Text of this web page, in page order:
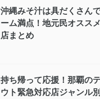
沖縄みそ汁は具だくさん
ーム満点！地元民オスス
店まとめ
持ち帰って応援！那覇の
ウト緊急対応店ジャンル